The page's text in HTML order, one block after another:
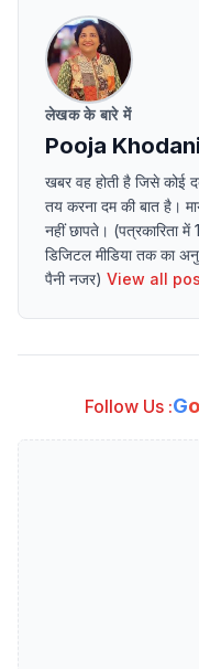
लेखक के बारे में
Pooja Khodani
खबर वह होती है जिसे कोई
तय करना दम की बात है।
नहीं छापते। (पत्रकारिता
डिजिटल मीडिया तक का
पैनी नजर) View all
Follow Us :Go